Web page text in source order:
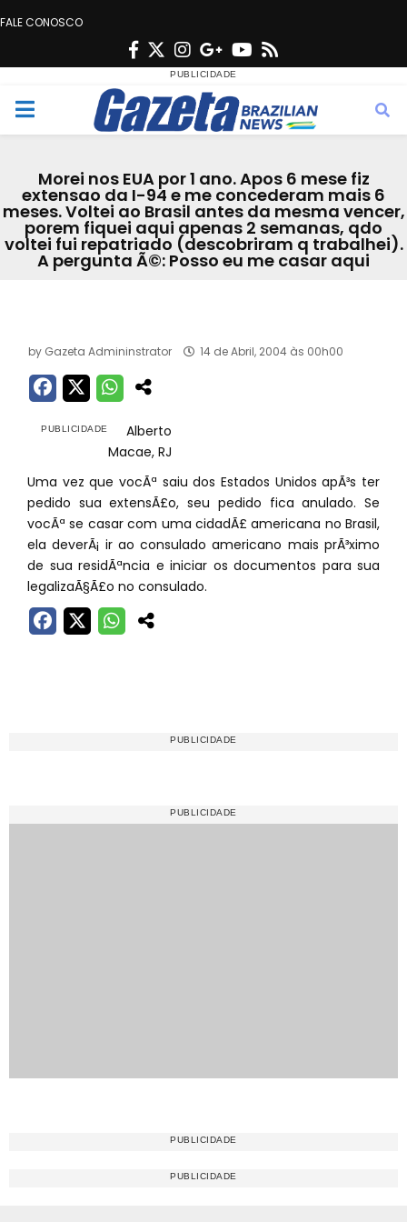
FALE CONOSCO
F
c
e
o
o
k
T
w
i
t
e
r
n
s
t
g
r
a
m
G
o
o
g
e
Y
u
t
b
e
s
M
n
u
Morei nos EUA por 1 ano. Apos 6 mese fiz
extensao da I-94 e me concederam mais 6
meses. Voltei ao Brasil antes da mesma vencer,
porem fiquei aqui apenas 2 semanas, qdo
voltei fui repatriado (descobriram q trabalhei).
A pergunta Ã©: Posso eu me casar aqui
by Gazeta Admininstrator 14 de Abril, 2004 às 00h00
Alberto
Macae, RJ
Uma vez que vocÃª saiu dos Estados Unidos apÃ³s ter
pedido sua extensÃ£o, seu pedido fica anulado. Se
vocÃª se casar com uma cidadÃ£ americana no Brasil,
ela deverÃ¡ ir ao consulado americano mais prÃ³ximo
de sua residÃªncia e iniciar os documentos para sua
legalizaÃ§Ã£o no consulado.